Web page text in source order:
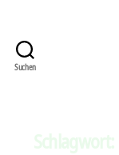
Suchen